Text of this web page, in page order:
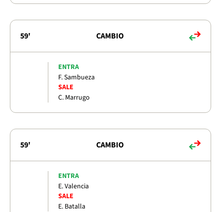
59' CAMBIO
ENTRA
F. Sambueza
SALE
C. Marrugo
59' CAMBIO
ENTRA
E. Valencia
SALE
E. Batalla